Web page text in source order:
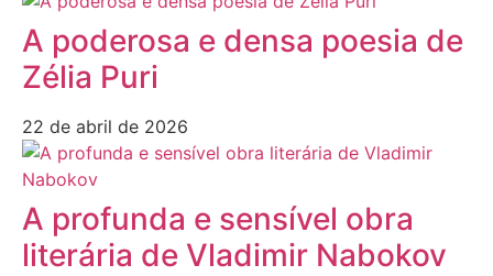
A poderosa e densa poesia de
Zélia Puri
22 de abril de 2026
A profunda e sensível obra
literária de Vladimir Nabokov